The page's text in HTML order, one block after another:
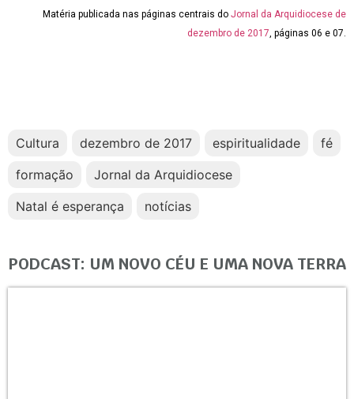
Matéria publicada nas páginas centrais do Jornal da Arquidiocese de
dezembro de 2017 , páginas 06 e 07.
Cultura dezembro de 2017 espiritualidade
fé
formação
Jornal da Arquidiocese
Natal é esperança
notícias
PODCAST: UM NOVO CÉU E UMA NOVA TERRA